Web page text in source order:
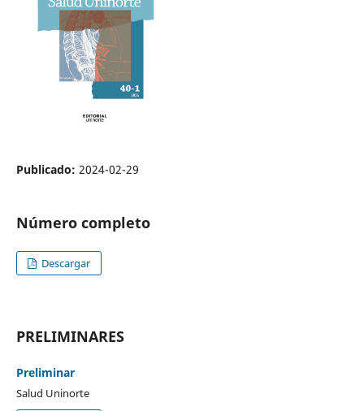
Publicado: 2024-02-29
Número completo
Descargar
PRELIMINARES
Preliminar
Salud Uninorte